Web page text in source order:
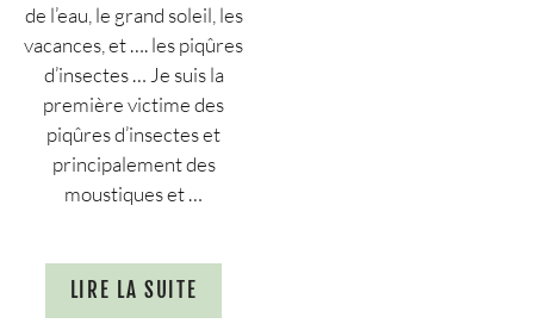
de l’eau, le grand soleil, les
vacances, et …. les piqûres
d’insectes … Je suis la
première victime des
piqûres d’insectes et
principalement des
moustiques et …
LIRE LA SUITE